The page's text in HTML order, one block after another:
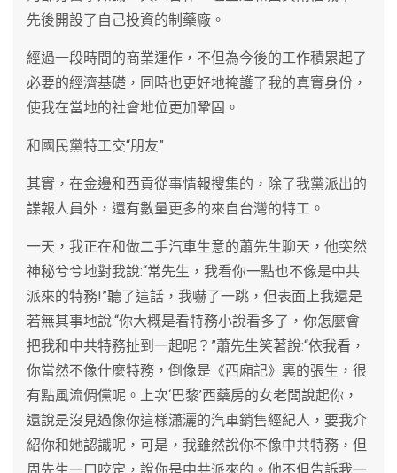
先後開設了自己投資的制藥廠。
經過一段時間的商業運作，不但為今後的工作積累起了
必要的經濟基礎，同時也更好地掩護了我的真實身份，
使我在當地的社會地位更加鞏固。
和國民黨特工交“朋友”
其實，在金邊和西貢從事情報搜集的，除了我黨派出的
諜報人員外，還有數量更多的來自台灣的特工。
一天，我正在和做二手汽車生意的蕭先生聊天，他突然
神秘兮兮地對我說:“常先生，我看你一點也不像是中共
派來的特務!”聽了這話，我嚇了一跳，但表面上我還是
若無其事地說:“你大概是看特務小說看多了，你怎麼會
把我和中共特務扯到一起呢？”蕭先生笑著說:“依我看，
你當然不像什麼特務，倒像是《西廂記》裏的張生，很
有點風流倜儻呢。上次‘巴黎’西藥房的女老闆說起你，
還說是沒見過像你這樣瀟灑的汽車銷售經紀人，要我介
紹你和她認識呢，可是，我雖然說你不像中共特務，但